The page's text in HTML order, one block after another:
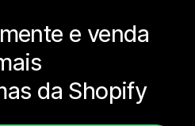
e venda
da Shopify